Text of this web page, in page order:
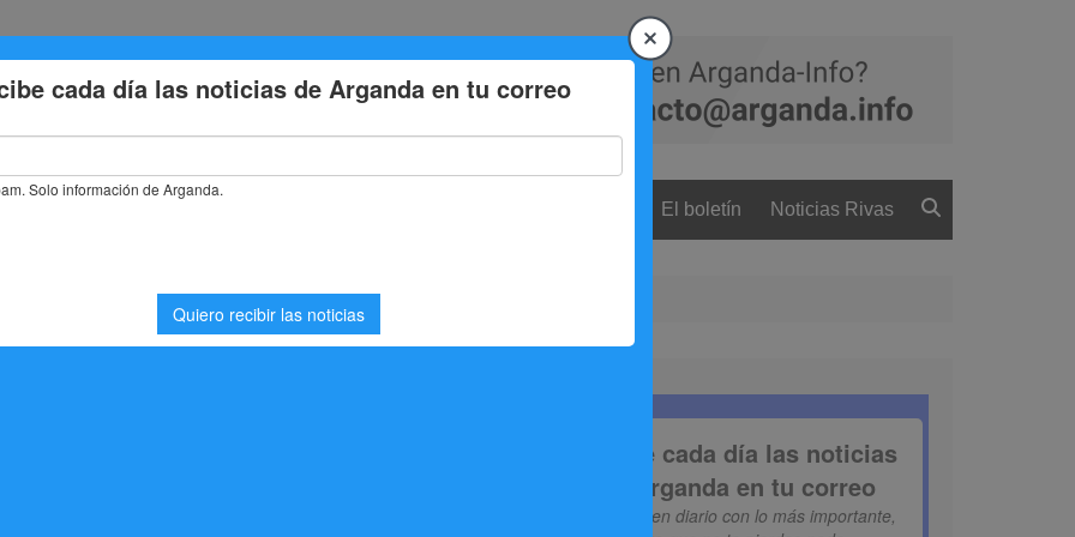
El boletín Noticias Rivas
buscando. Quizá pueda ayudarte una búsqueda.